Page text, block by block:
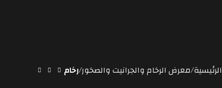
الرئيسية معرض الرخام والجرانيت والصخور رخام